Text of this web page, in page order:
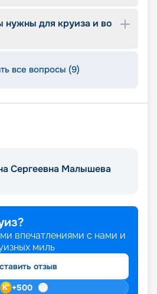
нужны для круиза и во
все вопросы (9)
Сергеевна Малышева
впечатлениями с нами и
миль
отзыв
+500